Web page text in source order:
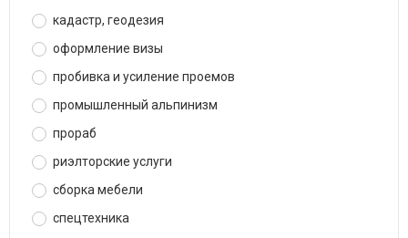
кадастр, геодезия
оформление визы
пробивка и усиление проемов
промышленный альпинизм
прораб
риэлторские услуги
сборка мебели
спецтехника